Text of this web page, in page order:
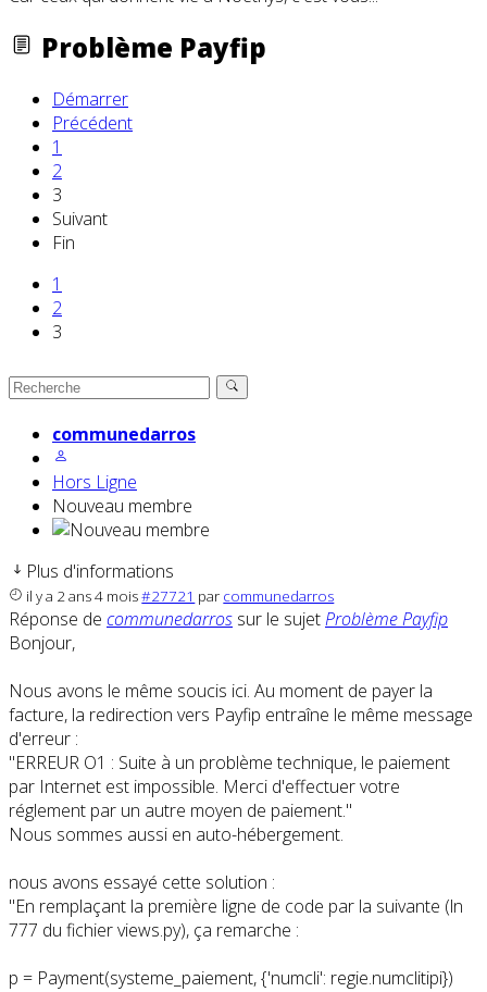
Problème Payfip
Démarrer
Précédent
1
2
3
Suivant
Fin
1
2
3
communedarros
Hors Ligne
Nouveau membre
Plus d'informations
il y a 2 ans 4 mois#27721 par communedarros
Réponse de communedarros sur le sujetProblème Payfip
Bonjour,
Nous avons le même soucis ici. Au moment de payer la
facture, la redirection vers Payfip entraîne le même message
d'erreur :
"ERREUR O1 : Suite à un problème technique, le paiement
par Internet est impossible. Merci d'effectuer votre
réglement par un autre moyen de paiement."
Nous sommes aussi en auto-hébergement.
nous avons essayé cette solution :
"En remplaçant la première ligne de code par la suivante (ln
777 du fichier views.py), ça remarche :
p = Payment(systeme_paiement, {'numcli': regie.numclitipi})